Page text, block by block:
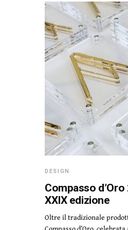
DESIGN
Compasso
XXIX edizione
Oltre il tradizionale